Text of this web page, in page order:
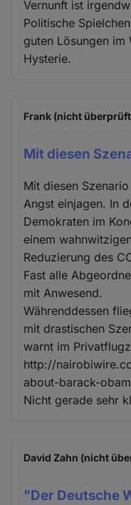
Vernunft ist
Politische
guten Lösungen im
Hysterie.
Frank (nicht
Mit diesen
Mit diesen
Angst einjagen. In
Demokraten im
einem
Reduzierung des
Fast alle
mit Anwesend.
Währenddessen
mit drastischen
warnt im
http://
about-barack-
Nicht gerade sehr
David Zahn (nicht
"Der Deutsche